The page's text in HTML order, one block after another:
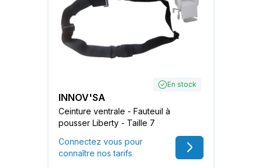
En stock
INNOV'SA
Ceinture ventrale - Fauteuil à
pousser Liberty - Taille 7
Connectez vous pour
connaître nos tarifs